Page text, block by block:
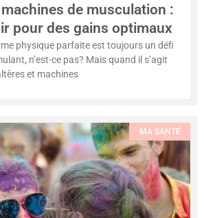
de musculation :
pour des gains optimaux
physique parfaite est toujours un défi
n’est-ce pas? Mais quand il s’agit
et machines
MA SANTÉ